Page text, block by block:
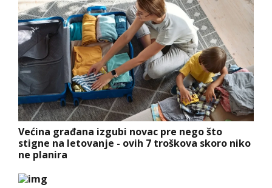
Većina građana izgubi novac pre nego što
stigne na letovanje - ovih 7 troškova skoro niko
ne planira